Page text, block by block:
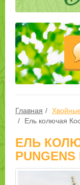
Главная
Ель колючая
ЕЛЬ
PUNGENS